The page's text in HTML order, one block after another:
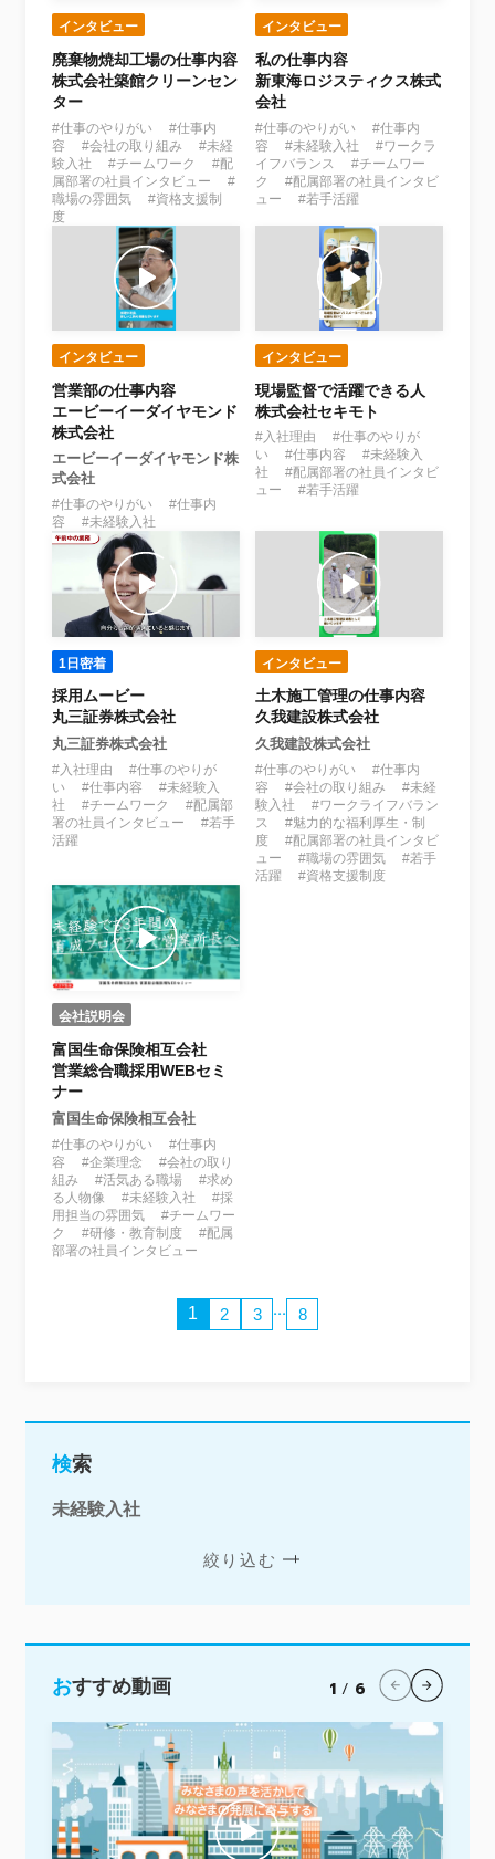
インタビュー
廃棄物焼却工場の仕事内容
株式会社築館クリーンセン
ター
#仕事のやりがい #仕事内
容 #会社の取り組み #未経
験入社 #チームワーク #配
属部署の社員インタビュー #
職場の雰囲気 #資格支援制
度
インタビュー
私の仕事内容
新東海ロジスティクス株式
会社
#仕事のやりがい #仕事内
容 #未経験入社 #ワークラ
イフバランス #チームワー
ク #配属部署の社員インタビ
ュー #若手活躍
インタビュー
営業部の仕事内容
エービーイーダイヤモンド
株式会社
エービーイーダイヤモンド株
式会社
#仕事のやりがい #仕事内
容 #未経験入社
インタビュー
現場監督で活躍できる人
株式会社セキモト
#入社理由 #仕事のやりが
い #仕事内容 #未経験入
社 #配属部署の社員インタビ
ュー #若手活躍
1日密着
採用ムービー
丸三証券株式会社
丸三証券株式会社
#入社理由 #仕事のやりが
い #仕事内容 #未経験入
社 #チームワーク #配属部
署の社員インタビュー #若手
活躍
インタビュー
土木施工管理の仕事内容
久我建設株式会社
久我建設株式会社
#仕事のやりがい #仕事内
容 #会社の取り組み #未経
験入社 #ワークライフバラン
ス #魅力的な福利厚生・制
度 #配属部署の社員インタビ
ュー #職場の雰囲気 #若手
活躍 #資格支援制度
会社説明会
富国生命保険相互会社
営業総合職採用WEBセミ
ナー
富国生命保険相互会社
#仕事のやりがい #仕事内
容 #企業理念 #会社の取り
組み #活気ある職場 #求め
る人物像 #未経験入社 #採
用担当の雰囲気 #チームワー
ク #研修・教育制度 #配属
部署の社員インタビュー
1 2 3 ... 8
検索
未経験入社
絞り込む
おすすめ動画 1 / 6